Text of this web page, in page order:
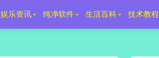
娱乐资讯 纯净软件 生活百科 技术教程